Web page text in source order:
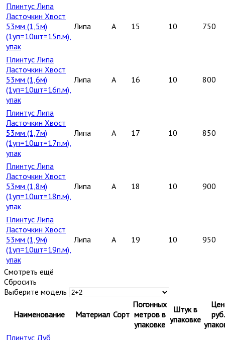
Плинтус Липа
Ласточкин Хвост
53мм (1,5м)
(1уп=10шт=15п.м),
упак
Липа A 15 10 750
Плинтус Липа
Ласточкин Хвост
53мм (1,6м)
(1уп=10шт=16п.м),
упак
Липа A 16 10 800
Плинтус Липа
Ласточкин Хвост
53мм (1,7м)
(1уп=10шт=17п.м),
упак
Липа A 17 10 850
Плинтус Липа
Ласточкин Хвост
53мм (1,8м)
(1уп=10шт=18п.м),
упак
Липа A 18 10 900
Плинтус Липа
Ласточкин Хвост
53мм (1,9м)
(1уп=10шт=19п.м),
упак
Липа A 19 10 950
Смотреть ещё
Сбросить
Выберите модель
Наименование Материал Сорт
Погонных
метров в
упаковке
Штук в
упаковке
Плинтус Дуб